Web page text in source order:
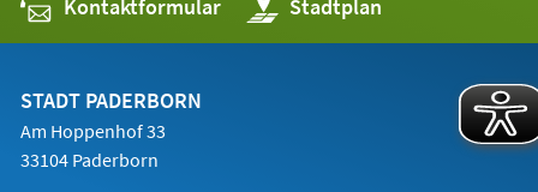
Kontaktformular Stadtplan
(Öffnet
in
einem
STADT PADERBORN
Am Hoppenhof 33
33104 Paderborn